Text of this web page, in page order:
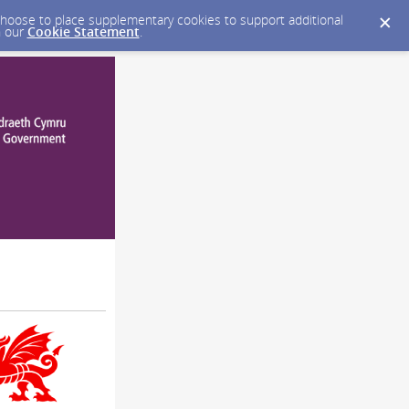
to place supplementary cookies to support additional
our Cookie Statement.